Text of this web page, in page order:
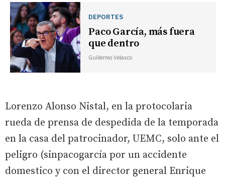
DEPORTES
Paco García, más fuera
que dentro
Guillermo Velasco
Lorenzo Alonso Nistal, en la protocolaria
rueda de prensa de despedida de la temporada
en la casa del patrocinador, UEMC, solo ante el
peligro (sinpacogarcía por un accidente
domestico y con el director general Enrique